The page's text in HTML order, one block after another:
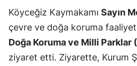
Köyceğiz Kaymakamı Sayın
çevre ve doğa koruma
Doğa Koruma ve Milli Parklar
ziyaret etti. Ziyarette, Kurum